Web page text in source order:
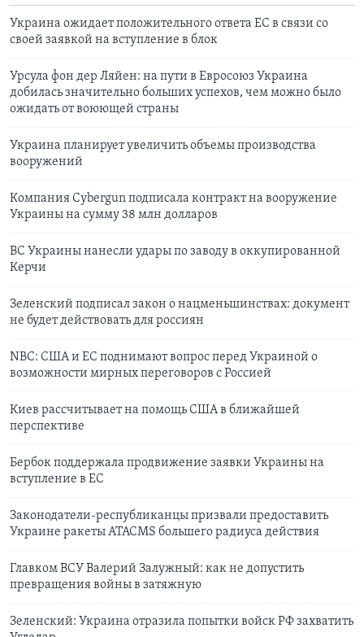
Украина ожидает положительного ответа ЕС в связи со
своей заявкой на вступление в блок
Урсула фон дер Ляйен: на пути в Евросоюз Украина
добилась значительно больших успехов, чем можно было
ожидать от воюющей страны
Украина планирует увеличить объемы производства
вооружений
Компания Cybergun подписала контракт на вооружение
Украины на сумму 38 млн долларов
ВС Украины нанесли удары по заводу в оккупированной
Керчи
Зеленский подписал закон о нацменьшинствах: документ
не будет действовать для россиян
NBC: США и ЕС поднимают вопрос перед Украиной о
возможности мирных переговоров с Россией
Киев рассчитывает на помощь США в ближайшей
перспективе
Бербок поддержала продвижение заявки Украины на
вступление в ЕС
Законодатели-республиканцы призвали предоставить
Украине ракеты ATACMS большего радиуса действия
Главком ВСУ Валерий Залужный: как не допустить
превращения войны в затяжную
Зеленский: Украина отразила попытки войск РФ захватить